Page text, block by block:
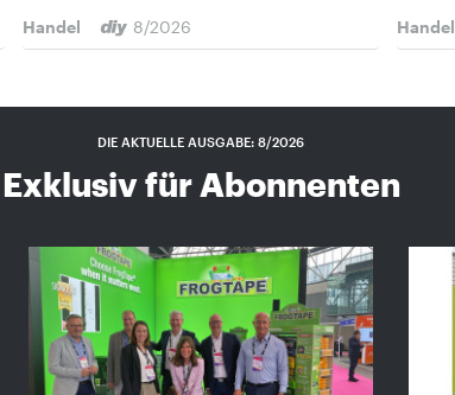
Handel
8/2026
Handel
DIE AKTUELLE AUSGABE: 8/2026
Exklusiv für Abonnenten